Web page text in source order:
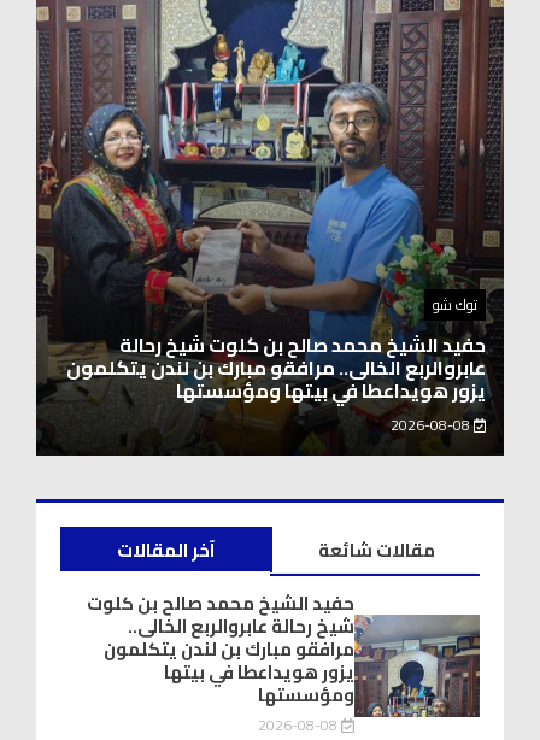
اخبار العرب
الاتحاد الدولي لرائدات الوطن العربي يدشّن انطلاقته
بحضور نخبة من سيدات الأعمال والشخصيات
المجتمعية
2026-08-06
آخر المقالات
مقالات شائعة
حفيد الشيخ محمد صالح بن كلوت
شيخ رحالة عابروالربع الخالى..
مرافقو مبارك بن لندن يتكلمون
يزور هويداعطا في بيتها
ومؤسستها
2026-08-08